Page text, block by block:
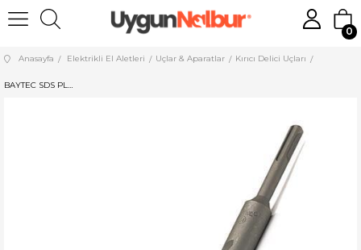
0
Anasayfa Elektrikli El Aletleri Uçlar & Aparatlar Kırıcı Delici Uçları
BAYTEC SDS PLUS HİLTİ UCU 16*260 MU0390